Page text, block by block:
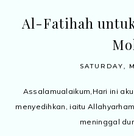
Al-Fatihah
SATURDAY,
Assalamualaikum,Hari ini
menyedihkan, iaitu
meninggal